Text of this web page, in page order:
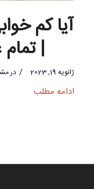
آیا کم
|
ژانویه 19, 2023 / در
ادامه مطلب